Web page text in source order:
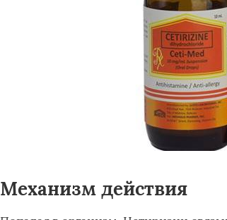
Механизм действия